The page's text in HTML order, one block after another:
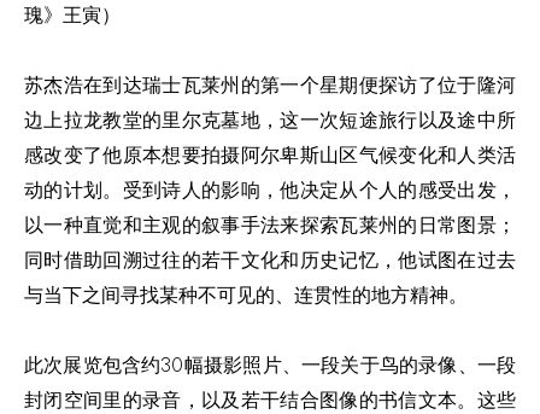
瑰》王寅）
苏杰浩在到达瑞士瓦莱州的第一个星期便探访了位于隆河
边上拉龙教堂的里尔克墓地，这一次短途旅行以及途中所
感改变了他原本想要拍摄阿尔卑斯山区气候变化和人类活
动的计划。受到诗人的影响，他决定从个人的感受出发，
以一种直觉和主观的叙事手法来探索瓦莱州的日常图景；
同时借助回溯过往的若干文化和历史记忆，他试图在过去
与当下之间寻找某种不可见的、连贯性的地方精神。
此次展览包含约30幅摄影照片、一段关于鸟的录像、一段
封闭空间里的录音，以及若干结合图像的书信文本。这些